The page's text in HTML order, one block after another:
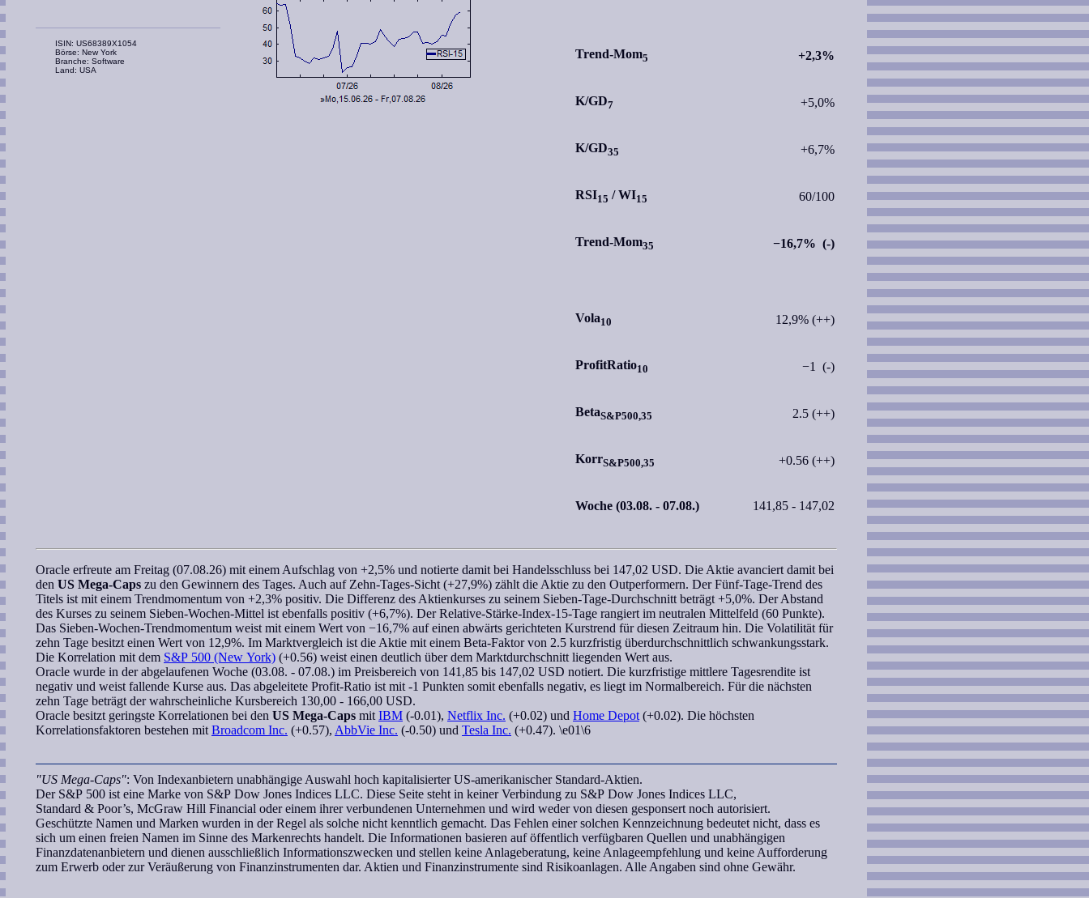
ISIN: US68389X1054
Börse: New York
Branche: Software
Land: USA
Trend-Mom5 +2,3%
K/GD7 +5,0%
K/GD35 +6,7%
RSI15 /WI15 60/100
Trend-Mom35 −16,7% (-)
Vola10 12,9% (++)
ProfitRatio10 −1 (-)
BetaS&P500,35 2.5 (++)
KorrS&P500,35 +0.56 (++)
Woche (03.08. - 07.08.) 141,85 - 147,02
Oracle erfreute am Freitag (07.08.26) mit einem Aufschlag von +2,5% und notierte damit bei Handelsschluss bei 147,02 USD. Die Aktie avanciert damit bei
den US Mega-Caps zu den Gewinnern des Tages. Auch auf Zehn-Tages-Sicht (+27,9%) zählt die Aktie zu den Outperformern. Der Fünf-Tage-Trend des
Titels ist mit einem Trendmomentum von +2,3% positiv. Die Differenz des Aktienkurses zu seinem Sieben-Tage-Durchschnitt beträgt +5,0%. Der Abstand
des Kurses zu seinem Sieben-Wochen-Mittel ist ebenfalls positiv (+6,7%). DerRelative-Stärke-Index-15-Tage rangiert im neutralen Mittelfeld (60 Punkte).
Das Sieben-Wochen-Trendmomentum weist mit einem Wert von −16,7% auf einen abwärts gerichteten Kurstrend für diesen Zeitraum hin. Die Volatilität für
zehn Tage besitzt einen Wert von 12,9%. Im Marktvergleich ist die Aktie mit einem Beta-Faktorvon 2.5 kurzfristig überdurchschnittlich schwankungsstark.
Die Korrelation mit dem S&P 500 (New York) (+0.56) weist einen deutlich über dem Marktdurchschnitt liegenden Wert aus.
Oracle wurde in der abgelaufenen Woche (03.08. - 07.08.) im Preisbereich von 141,85 bis 147,02 USD notiert. Die kurzfristige mittlere Tagesrendite ist
negativ und weist fallende Kurse aus. Das abgeleitete Profit-Ratio ist mit -1 Punkten somit ebenfalls negativ, es liegt im Normalbereich. Für die nächsten
zehn Tage beträgt derwahrscheinliche Kursbereich 130,00 - 166,00 USD.
Oracle besitzt geringste Korrelationen bei den US Mega-Caps mit IBM (-0.01), Netflix Inc. (+0.02) und Home Depot (+0.02). Die höchsten
Korrelationsfaktoren bestehen mit Broadcom Inc. (+0.57), AbbVie Inc. (-0.50) und Tesla Inc. (+0.47). \e01\6
"US Mega-Caps": Von Indexanbietern unabhängige Auswahl hoch kapitalisierter US-amerikanischer Standard-Aktien.
Der S&P 500 ist eine Marke von S&P Dow Jones Indices LLC. Diese Seite steht in keiner Verbindung zu S&P Dow Jones Indices LLC,
Standard & Poor’s, McGraw Hill Financial oder einem ihrer verbundenen Unternehmen und wird weder von diesen gesponsert noch autorisiert.
Geschützte Namen und Marken wurden in der Regel als solche nicht kenntlich gemacht. Das Fehlen einer solchen Kennzeichnung bedeutet nicht, dass es
sich um einen freien Namen im Sinne des Markenrechts handelt. Die Informationen basieren auf öffentlich verfügbaren Quellen und unabhängigen
Finanzdatenanbietern und dienen ausschließlich Informationszwecken und stellen keine Anlageberatung, keine Anlageempfehlung und keine Aufforderung
zum Erwerb oder zur Veräußerung von Finanzinstrumenten dar. Aktien und Finanzinstrumente sind Risikoanlagen. Alle Angaben sind ohne Gewähr.